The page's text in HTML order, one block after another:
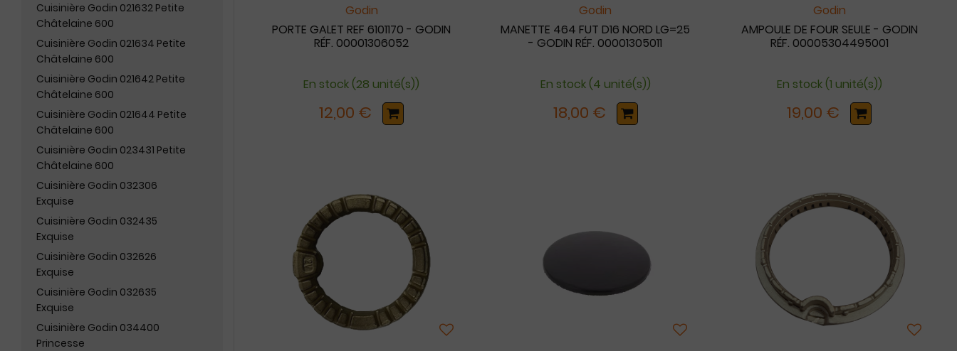
Cuisinière Godin 021632 Petite
Châtelaine 600
Cuisinière Godin 021634 Petite
Châtelaine 600
Cuisinière Godin 021642 Petite
Châtelaine 600
Cuisinière Godin 021644 Petite
Châtelaine 600
Cuisinière Godin 023431 Petite
Châtelaine 600
Cuisinière Godin 032306
Exquise
Cuisinière Godin 032435
Exquise
Cuisinière Godin 032626
Exquise
Cuisinière Godin 032635
Exquise
Cuisinière Godin 034400
Princesse
Godin
PORTE GALET REF 6101170 - GODIN
RÉF. 00001306052
En stock (28 unité(s))
12,00 €
Godin
MANETTE 464 FUT D16 NORD LG=25
- GODIN RÉF. 00001305011
En stock (4 unité(s))
18,00 €
Godin
AMPOULE DE FOUR SEULE - GODIN
RÉF. 00005304495001
En stock (1 unité(s))
19,00 €